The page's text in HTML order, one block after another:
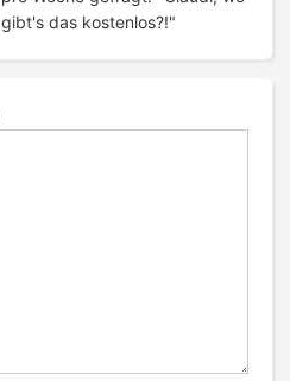
gibt's das kostenlos?!"